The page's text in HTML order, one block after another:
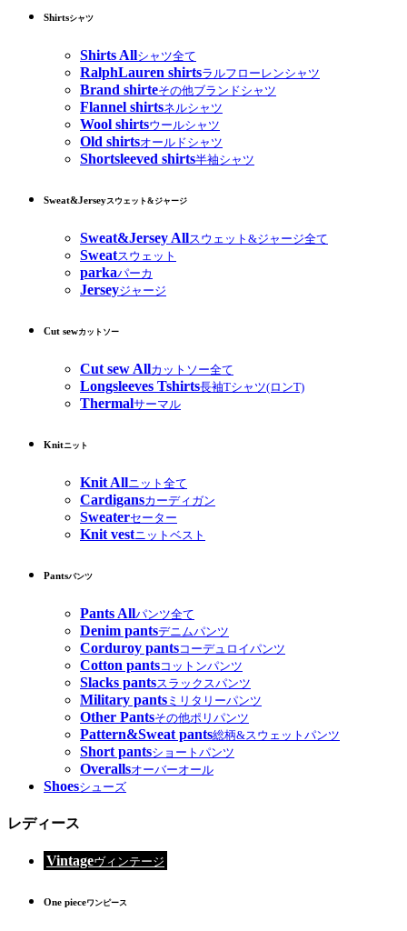
Shirtsシャツ
Shirts Allシャツ全て
RalphLauren shirtsラルフローレンシャツ
Brand shirteその他ブランドシャツ
Flannel shirtsネルシャツ
Wool shirtsウールシャツ
Old shirtsオールドシャツ
Shortsleeved shirts半袖シャツ
Sweat&Jerseyスウェット&ジャージ
Sweat&Jersey Allスウェット&ジャージ全て
Sweatスウェット
parkaパーカ
Jerseyジャージ
Cut sewカットソー
Cut sew Allカットソー全て
Longsleeves Tshirts長袖Tシャツ(ロンT)
Thermalサーマル
Knitニット
Knit Allニット全て
Cardigansカーディガン
Sweaterセーター
Knit vestニットベスト
Pantsパンツ
Pants Allパンツ全て
Denim pantsデニムパンツ
Corduroy pantsコーデュロイパンツ
Cotton pantsコットンパンツ
Slacks pantsスラックスパンツ
Military pants ミリタリーパンツ
Other Pantsその他ポリパンツ
Pattern&Sweat pants総柄&スウェットパンツ
Short pantsショートパンツ
Overallsオーバーオール
Shoesシューズ
レディース
Vintageヴィンテージ
One pieceワンピース